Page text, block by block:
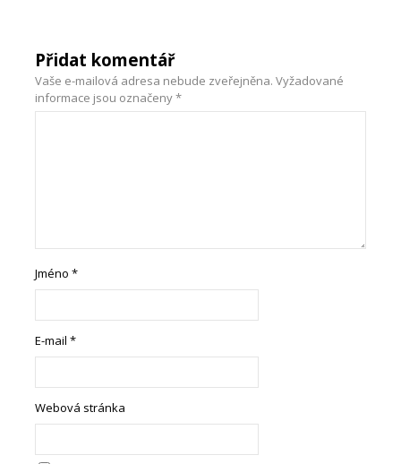
Přidat komentář
Vaše e-mailová adresa nebude zveřejněna. Vyžadované
informace jsou označeny*
Jméno*
E-mail*
Webová stránka